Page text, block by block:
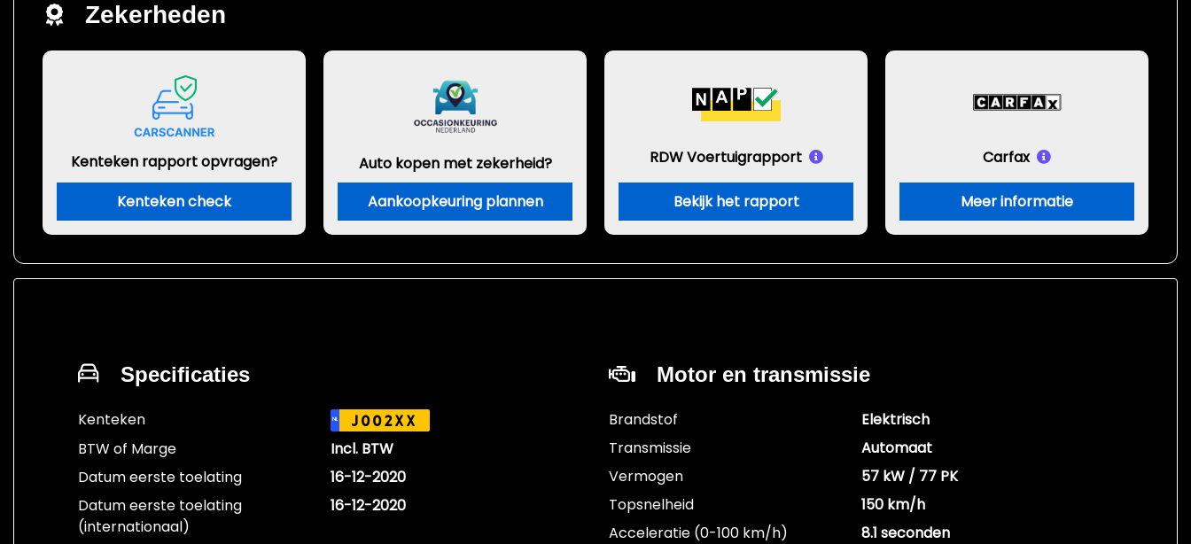
Zekerheden
Kenteken rapport opvragen?
Kenteken check
Auto kopen met zekerheid?
Aankoopkeuring plannen
RDW Voertuigrapport
Bekijk het rapport
Carfax
Meer informatie
Specificaties
Kenteken NL J002XX
BTW of Marge
Incl. BTW
Datum eerste toelating
16-12-2020
Datum eerste toelating
(internationaal)
16-12-2020
Motor en transmissie
Brandstof
Elektrisch
Transmissie
Automaat
Vermogen
57 kW / 77 PK
Topsnelheid
150 km/h
Acceleratie (0-100 km/h)
8.1 seconden